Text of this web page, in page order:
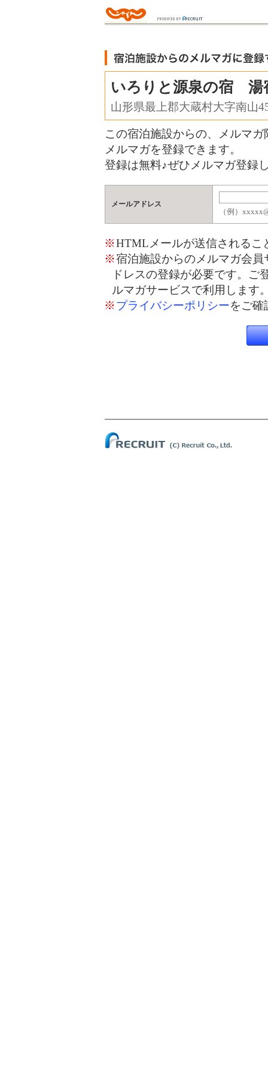
いろりと源泉の宿
山形県最上郡大蔵村大字南山
この宿泊施設からの、メルマ
メルマガを登録できます。
登録は無料♪ぜひメルマガ登録
メールアドレス
（例）
※HTMLメールが送信されるこ
※宿泊施設からのメルマガ会
ドレスの登録が必要です。ご
ルマガサービスで利用します
※プライバシーポリシーをご確